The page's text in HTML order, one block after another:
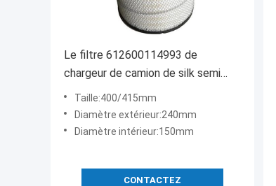
Le filtre 612600114993 de
chargeur de camion de silk semi
enlèvent les impuretés solides
Taille:400/415mm
Diamètre extérieur:240mm
Diamètre intérieur:150mm
CONTACTEZ